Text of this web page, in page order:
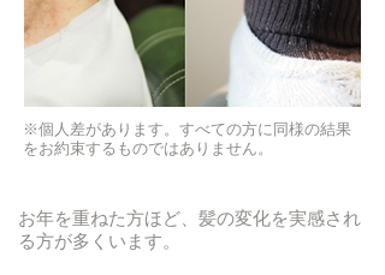
※個人差があります。すべての方に同様の結果
をお約束するものではありません。
お年を重ねた方ほど、髪の変化を実感され
る方が多くいます。